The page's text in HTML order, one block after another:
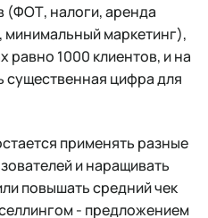
(ФОТ, налоги, аренда
минимальный маркетинг),
равно 1000 клиентов, и на
цифра для
применять разные
и наращивать
повышать средний чек
- предложением